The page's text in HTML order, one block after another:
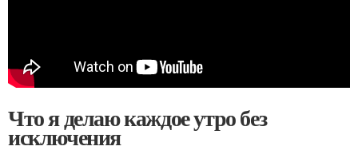
Что я делаю каждое утро без
исключения